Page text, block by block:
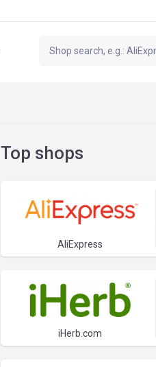
Top shops
AliExpress
iHerb.com